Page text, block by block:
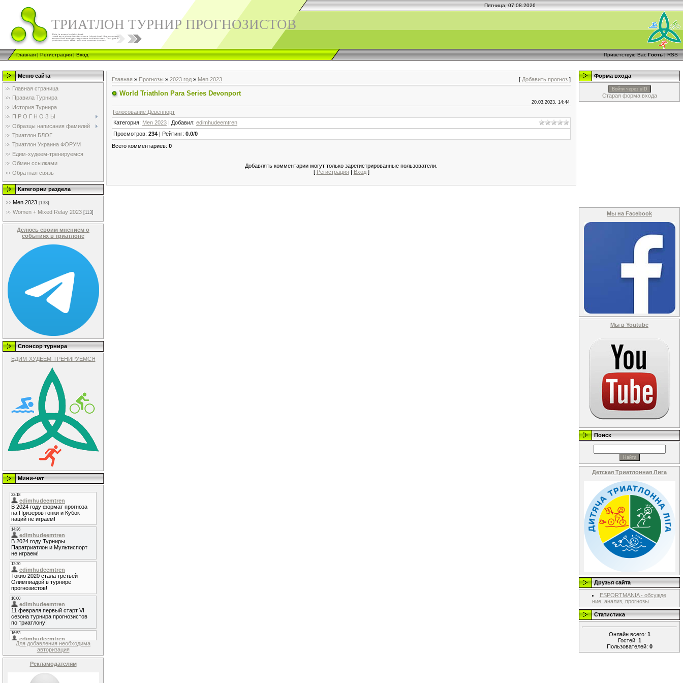
Пятница, 07.08.2026
ТРИАТЛОН ТУРНИР ПРОГНОЗИСТОВ
Главная|Регистрация|Вход Приветствую Вас Гость|RSS
Меню сайта
Главная страница
Правила Турнира
История Турнира
П Р О Г Н О З Ы
Образцы написания фамилий
Триатлон БЛОГ
Триатлон Украина ФОРУМ
Едим-худеем-тренируемся
Обмен ссылками
Обратная связь
Категории раздела
Men 2023 [133]
Women + Mixed Relay 2023 [113]
Делюсь своим мнением о
событиях в триатлоне
Спонсор турнира
ЕДИМ-ХУДЕЕМ-ТРЕНИРУЕМСЯ
Мини-чат
Для добавления необходима
авторизация
Рекламодателям
Главная » Прогнозы » 2023 год » Men 2023 [ Добавить прогноз ]
World Triathlon Para Series Devonport
20.03.2023, 14:44
Голосование Девенпорт
Категория: Men 2023 | Добавил: edimhudeemtren
Просмотров: 234 | Рейтинг: 0.0/0
Всего комментариев: 0
Добавлять комментарии могут только зарегистрированные пользователи.
[ Регистрация | Вход]
Форма входа
Войти через uID
Старая форма входа
Мы на Facebook
Мы в Youtube
Поиск
Детская Триатлонная Лига
Друзья сайта
ESPORTMANIA - обсужде
ние, анализ, прогнозы
Статистика
Онлайн всего: 1
Гостей: 1
Пользователей: 0